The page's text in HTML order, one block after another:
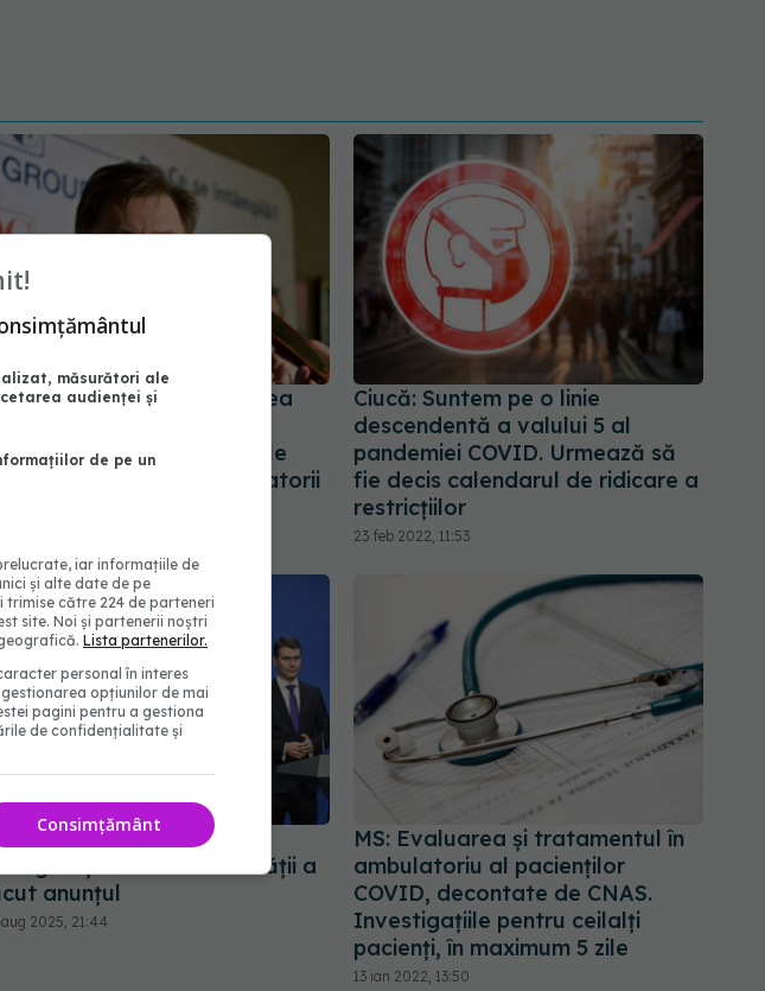
Rafila: La testarea
era infectat; măștile
ar putea deveni obligatorii
Ciucă: Suntem pe o linie
descendentă a valului 5 al
pandemiei COVID. Urmează să
fie decis calendarul de ridicare a
restricțiilor
23 feb 2022, 11:53
se întâmplă cu pacienții
Ministrul Sănătății a
anunțul
2025, 21:44
MS: Evaluarea și tratamentul în
ambulatoriu al pacienților
COVID, decontate de CNAS.
Investigațiile pentru ceilalți
pacienți, în maximum 5 zile
13 ian 2022, 13:50
măsurători ale
audienței și
de pe un
iar informațiile de
și alte date de pe
către 224 de parteneri
site. Noi și partenerii noștri
Lista partenerilor.
personal în interes
opțiunilor de mai
pagini pentru a gestiona
de confidențialitate și
Consimțământ